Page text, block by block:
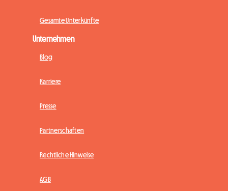
Gesamte Unterkünfte
Unternehmen
Blog
Karriere
Presse
Partnerschaften
Rechtliche Hinweise
AGB